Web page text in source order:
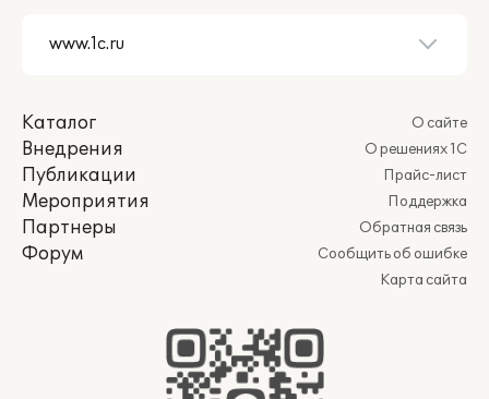
Каталог
Внедрения
Публикации
Мероприятия
Партнеры
Форум
О сайте
О решениях 1С
Прайс-лист
Поддержка
Обратная связь
Сообщить об ошибке
Карта сайта